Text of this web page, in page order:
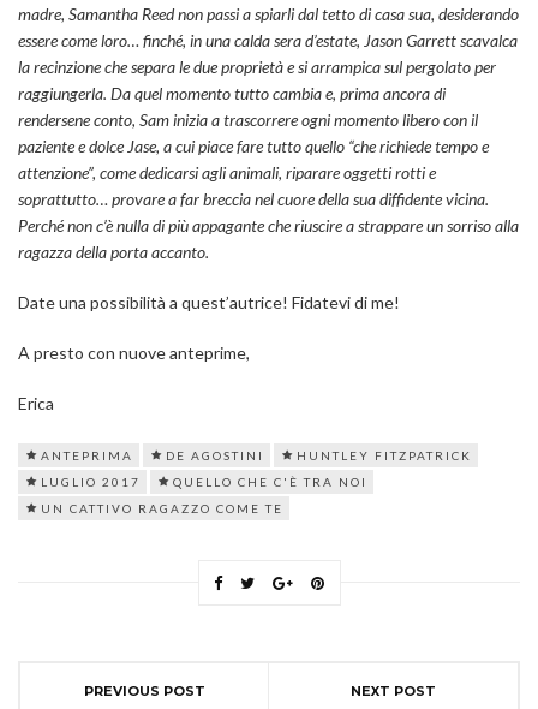
madre, Samantha Reed non passi a spiarli dal tetto di casa sua, desiderando
essere come loro… finché, in una calda sera d’estate, Jason Garrett scavalca
la recinzione che separa le due proprietà e si arrampica sul pergolato per
raggiungerla. Da quel momento tutto cambia e, prima ancora di
rendersene conto, Sam inizia a trascorrere ogni momento libero con il
paziente e dolce Jase, a cui piace fare tutto quello “che richiede tempo e
attenzione”, come dedicarsi agli animali, riparare oggetti rotti e
soprattutto… provare a far breccia nel cuore della sua diffidente vicina.
Perché non c’è nulla di più appagante che riuscire a strappare un sorriso alla
ragazza della porta accanto.
Date una possibilità a quest’autrice! Fidatevi di me!
A presto con nuove anteprime,
Erica
ANTEPRIMA DE AGOSTINI
HUNTLEY FITZPATRICK
LUGLIO 2017
QUELLO CHE C'È TRA NOI
UN CATTIVO RAGAZZO COME TE
PREVIOUS POST NEXT POST